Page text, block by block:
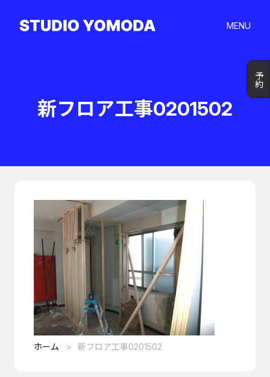
MENU
予約
予約
新フロア工事0201502
ホーム 新フロア工事0201502